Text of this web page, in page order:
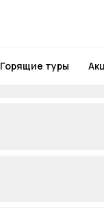
Горящие туры